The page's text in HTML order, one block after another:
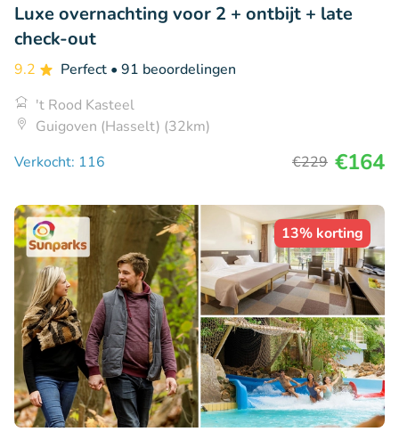
Luxe overnachting voor 2 + ontbijt + late
check-out
9.2 Perfect • 91 beoordelingen
't Rood Kasteel
Guigoven (Hasselt) (32km)
Verkocht: 116
€229 €164
13% korting